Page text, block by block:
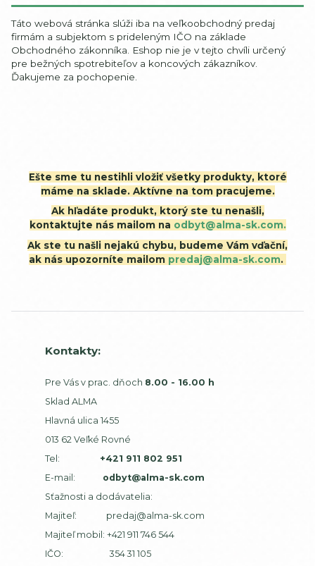
Táto webová stránka slúži iba na veľkoobchodný predaj
firmám a subjektom s prideleným IČO na základe
Obchodného zákonníka. Eshop nie je v tejto chvíli určený
pre bežných spotrebiteľov a koncových zákazníkov.
Ďakujeme za pochopenie.
Ešte sme tu nestihli vložiť všetky produkty, ktoré
máme na sklade. Aktívne na tom pracujeme.
Ak hľadáte produkt, ktorý ste tu nenašli,
kontaktujte nás mailom na odbyt@alma-sk.com.
Ak ste tu našli nejakú chybu, budeme Vám vďační,
ak nás upozorníte mailom predaj@alma-sk.com.
Kontakty:
Pre Vás v prac. dňoch 8.00 - 16.00 h
Sklad ALMA
Hlavná ulica 1455
013 62 Veľké Rovné
Tel:
+421 911 802 951
E-mail: odbyt@alma-sk.com
Sťažnosti a dodávatelia:
Majiteľ: predaj@alma-sk.com
Majiteľ mobil: +421 911 746 544
IČO: 354 31 105